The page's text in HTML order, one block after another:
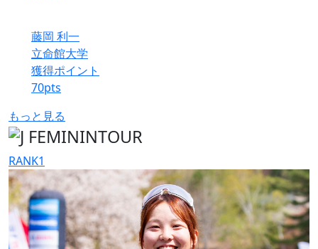
藤岡 利一
立命館大学
獲得ポイント
70pts
もっと見る
RANK1